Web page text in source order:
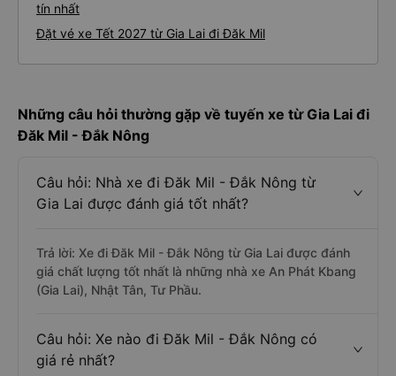
tín nhất
Đặt vé xe Tết 2027 từ Gia Lai đi Đăk Mil
Những câu hỏi thường gặp về tuyến xe từ Gia Lai đi
Đăk Mil - Đắk Nông
Câu hỏi: Nhà xe đi Đăk Mil - Đắk Nông từ
Gia Lai được đánh giá tốt nhất?
Trả lời: Xe đi Đăk Mil - Đắk Nông từ Gia Lai được đánh
giá chất lượng tốt nhất là những nhà xe An Phát Kbang
(Gia Lai), Nhật Tân, Tư Phầu.
Câu hỏi: Xe nào đi Đăk Mil - Đắk Nông có
giá rẻ nhất?